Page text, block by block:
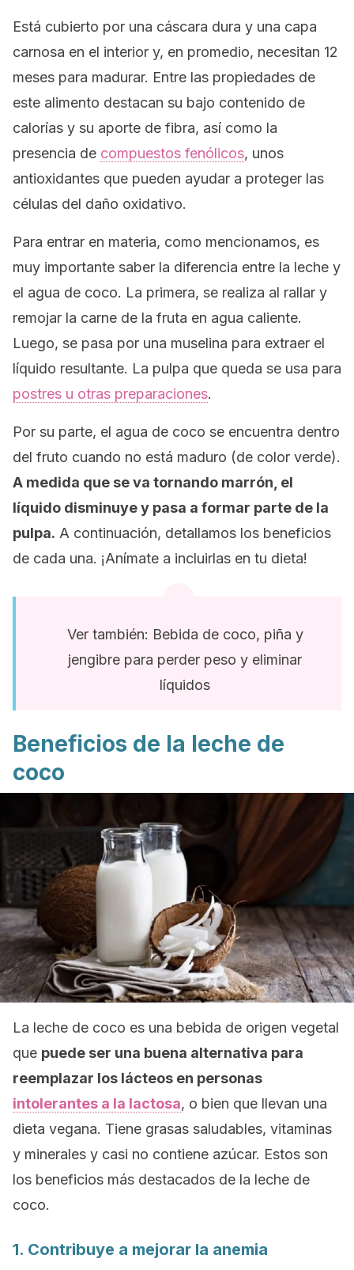
Está cubierto por una cáscara dura y una capa
carnosa en el interior y, en promedio, necesitan 12
meses para madurar. Entre las propiedades de
este alimento destacan su bajo contenido de
calorías y su aporte de fibra, así como la
presencia de compuestos fenólicos, unos
antioxidantes que pueden ayudar a proteger las
células del daño oxidativo.
Para entrar en materia, como mencionamos, es
muy importante saber la diferencia entre la leche y
el agua de coco. La primera, se realiza al rallar y
remojar la carne de la fruta en agua caliente.
Luego, se pasa por una muselina para extraer el
líquido resultante. La pulpa que queda se usa para
postres u otras preparaciones.
Por su parte, el agua de coco se encuentra dentro
del fruto cuando no está maduro (de color verde).
A medida que se va tornando marrón, el
líquido disminuye y pasa a formar parte de la
pulpa. A continuación, detallamos los beneficios
de cada una. ¡Anímate a incluirlas en tu dieta!
Ver también: Bebida de coco, piña y
jengibre para perder peso y eliminar
líquidos
Beneficios de la leche de
coco
La leche de coco es una bebida de origen vegetal
que puede ser una buena alternativa para
reemplazar los lácteos en personas
intolerantes a la lactosa, o bien que llevan una
dieta vegana. Tiene grasas saludables, vitaminas
y minerales y casi no contiene azúcar. Estos son
los beneficios más destacados de la leche de
coco.
1. Contribuye a mejorar la anemia